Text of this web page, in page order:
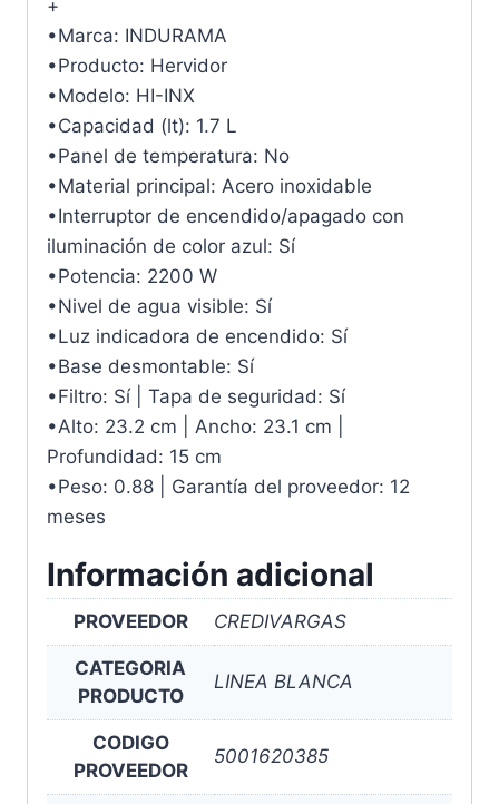
+
•Marca: INDURAMA
•Producto: Hervidor
•Modelo: HI-INX
•Capacidad (lt): 1.7 L
•Panel de temperatura: No
•Material principal: Acero inoxidable
•Interruptor de encendido/apagado con
iluminación de color azul: Sí
•Potencia: 2200 W
•Nivel de agua visible: Sí
•Luz indicadora de encendido: Sí
•Base desmontable: Sí
•Filtro: Sí | Tapa de seguridad: Sí
•Alto: 23.2 cm | Ancho: 23.1 cm |
Profundidad: 15 cm
•Peso: 0.88 | Garantía del proveedor: 12
meses
Información adicional
PROVEEDOR CREDIVARGAS
CATEGORIA
PRODUCTO
LINEA BLANCA
CODIGO
PROVEEDOR
5001620385